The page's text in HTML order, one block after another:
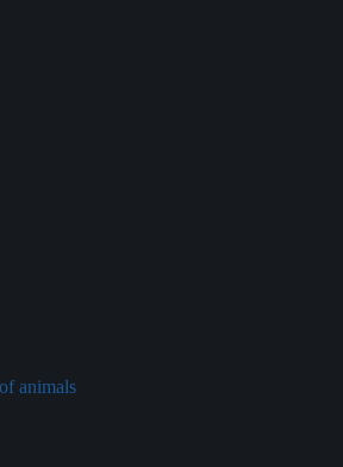
animals